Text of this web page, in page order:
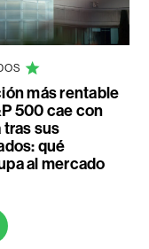
más rentable
500 cae con
sus
qué
al mercado